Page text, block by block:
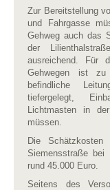
Zur Bereitstellung
und Fahrgasse
Gehweg auch das
der
ausreichend. Für
Gehwegen ist
befindliche
tiefergelegt,
Lichtmasten in
müssen.
Die
Siemensstraße
rund 45.000 Euro.
Seitens des